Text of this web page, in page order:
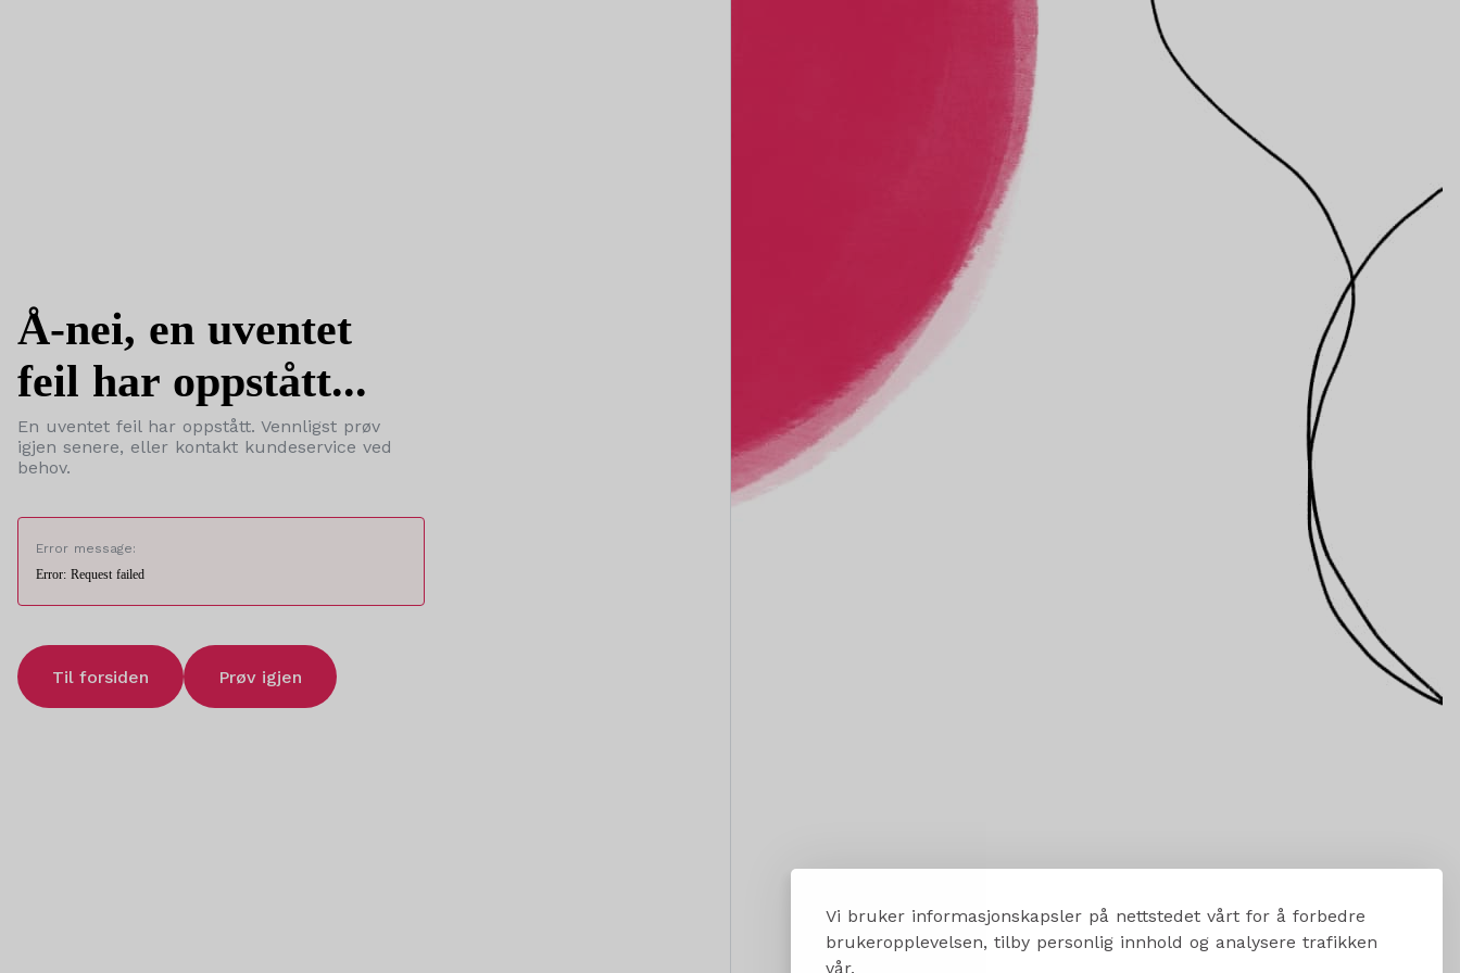
Vi bruker informasjonskapsler på nettstedet vårt for å forbedre
brukeropplevelsen, tilby personlig innhold og analysere trafikken
vår.
Å-nei, en uventet
feil har oppstått...
En uventet feil har oppstått. Vennligst prøv
igjen senere, eller kontakt kundeservice ved
behov.
Error message:
Error: Request failed
Til forsiden Prøv igjen